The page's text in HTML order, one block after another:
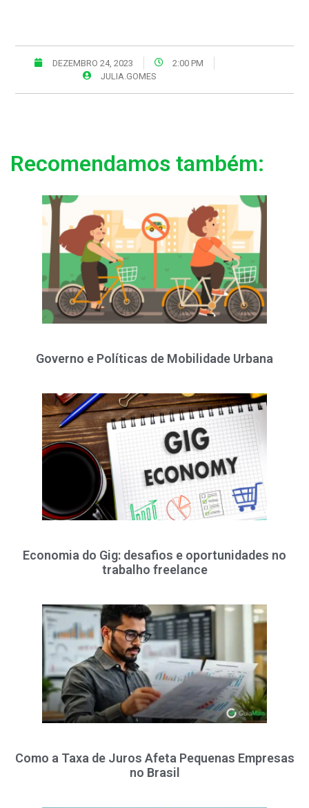
DEZEMBRO 24, 2023
2:00 PM
JULIA.GOMES
Recomendamos também:
Governo e Políticas de Mobilidade Urbana
Economia do Gig: desafios e oportunidades no
trabalho freelance
Como a Taxa de Juros Afeta Pequenas Empresas
no Brasil